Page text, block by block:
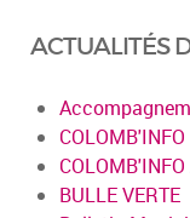
ACTUALITÉS
BULLE VERTE